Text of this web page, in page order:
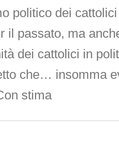
politico dei
il passato, ma
dei cattolici in
che… insomma
stima